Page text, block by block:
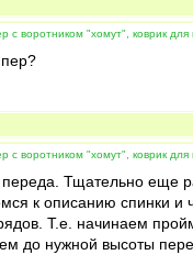
воротником "хомут", коврик для
воротником "хомут", коврик для
Тщательно еще
к описанию спинки
Т.е. начинаем
нужной высоты